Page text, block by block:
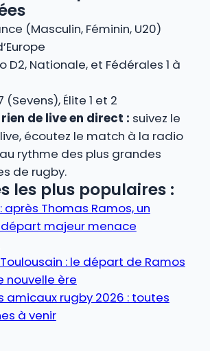
(Masculin, Féminin, U20)
D2, Nationale, et Fédérales 1 à
(Sevens), Élite 1 et 2
de live en direct : suivez le
écoutez le match à la radio
rythme des plus grandes
de rugby.
les plus populaires :
après Thomas Ramos, un
majeur menace
: le départ de Ramos
nouvelle ère
amicaux rugby 2026 : toutes
à venir